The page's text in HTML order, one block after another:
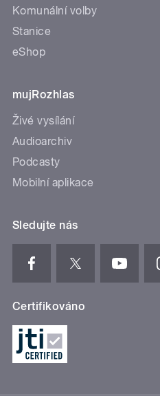
Komunální volby
Stanice
eShop
mujRozhlas
Živé vysílání
Audioarchiv
Podcasty
Mobilní aplikace
Sledujte nás
Certifikováno